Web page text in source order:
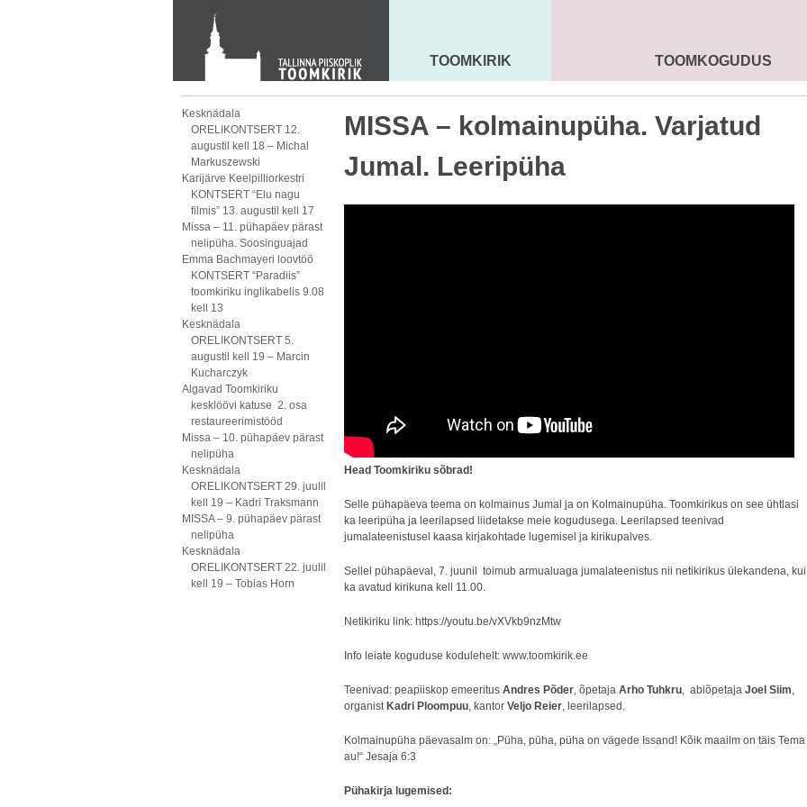
Toom-Kooli 6, 10130 TALLINN
tallinna.toom
+372 644 4140
MAARJA KIRIK
TOOMKIRIK SEENIORIDTOOMKOGUDUS
Kesknädala
ORELIKONTSERT 12.
augustil kell 18 – Michal
Markuszewski
Karijärve Keelpilliorkestri
KONTSERT “Elu nagu
filmis” 13. augustil kell 17
Missa – 11. pühapäev pärast
nelipüha. Soosinguajad
Emma Bachmayeri loovtöö
KONTSERT “Paradiis”
toomkiriku inglikabelis 9.08
kell 13
Kesknädala
ORELIKONTSERT 5.
augustil kell 19 – Marcin
Kucharczyk
Algavad Toomkiriku
kesklöövi katuse 2. osa
restaureerimistööd
Missa – 10. pühapäev pärast
nelipüha
Kesknädala
ORELIKONTSERT 29. juulil
kell 19 – Kadri Traksmann
MISSA – 9. pühapäev pärast
nelipüha
Kesknädala
ORELIKONTSERT 22. juulil
kell 19 – Tobias Horn
MISSA – kolmainupüha. Varjatud
Jumal. Leeripüha
Head Toomkiriku sõbrad!
Selle pühapäeva teema on kolmainus Jumal ja on Kolmainupüha. Toomkirikus on see ühtlasi
ka leeripüha ja leerilapsed liidetakse meie kogudusega. Leerilapsed teenivad
jumalateenistusel kaasa kirjakohtade lugemisel ja kirikupalves.
Sellel pühapäeval, 7. juunil toimub armualuaga jumalateenistus nii netikirikus ülekandena, kui
ka avatud kirikuna kell 11.00.
Netikiriku link: https://youtu.be/vXVkb9nzMtw
Info leiate koguduse kodulehelt: www.toomkirik.ee
Teenivad: peapiiskop emeeritus Andres Põder, õpetaja Arho Tuhkru, abiõpetaja Joel Siim,
organist Kadri Ploompuu, kantor Veljo Reier, leerilapsed.
Kolmainupüha päevasalm on: „Püha, püha, püha on vägede Issand! Kõik maailm on täis Tema
au!“ Jesaja 6:3
Pühakirja lugemised: